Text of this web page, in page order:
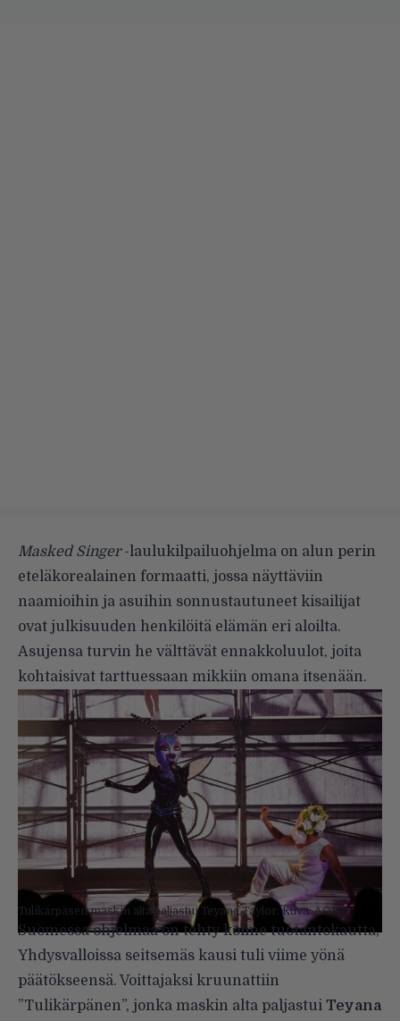
Masked Singer-laulukilpailuohjelma on alun perin
eteläkorealainen formaatti, jossa näyttäviin
naamioihin ja asuihin sonnustautuneet kisailijat
ovat julkisuuden henkilöitä elämän eri aloilta.
Asujensa turvin he välttävät ennakkoluulot, joita
kohtaisivat tarttuessaan mikkiin omana itsenään.
Tulikärpäsen maskin alta paljastui Teyana Taylor. Kuva: AOP.
Suomessa ohjelmaa on tehty kolme tuotantokautta,
Yhdysvalloissa seitsemäs kausi tuli viime yönä
päätökseensä. Voittajaksi kruunattiin
”Tulikärpänen”, jonka maskin alta paljastui Teyana